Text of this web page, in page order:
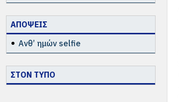
ΑΠΟΨΕΙΣ
Ανθ’ ημών selfie
ΣΤΟΝ ΤΥΠΟ